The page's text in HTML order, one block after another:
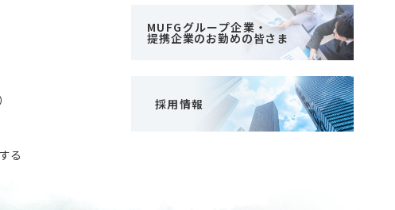
る
MUFGグループ企業・
提携企業のお勤めの皆さま
採用情報